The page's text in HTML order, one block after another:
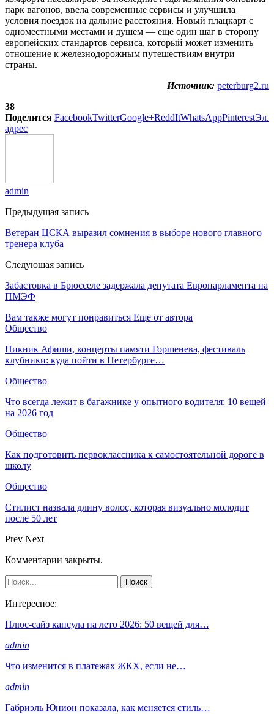
парк вагонов, ввела современные сервисы и улучшила
условия поездок на дальние расстояния. Новый плацкарт с
одноместными местами и душем — еще один шаг в сторону
европейских стандартов сервиса, который может изменить
отношение к железнодорожным путешествиям внутри
страны.
Источник: peterburg2.ru
38
Поделится FacebookTwitterGoogle+ReddItWhatsAppPinterestЭл.
адрес
admin
Предыдущая запись
Ветеран ЦСКА выразил сомнения в выборе нового главного
тренера клуба
Следующая запись
Забастовка в Брюсселе задержала депутата Европарламента на
ПМЭФ
Вам также могут понравиться Еще от автора
Общество
Пикник Афиши, концерты памяти Горшенева, фестиваль
клубники: куда пойти в Петербурге…
Общество
Что всегда лежит в багажнике у опытного водителя: 10 вещей
на 2026 год
Общество
Как подготовить первоклассника к самостоятельной дороге в
школу
Общество
Стилист назвала длину волос, которая визуально молодит
после 50 лет
Prev Next
Комментарии закрыты.
Интересное:
Плюс-сайз капсула на лето 2026: 50 вещей для…
admin
Что изменится в платежах ЖКХ, если не…
admin
Габриэль Юнион показала, как меняется стиль…